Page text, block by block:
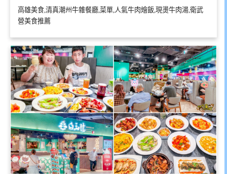
高雄美食,清真潮州牛雜餐廳,菜單,人氣牛肉燴飯,現燙牛肉湯,衛武
營美食推薦